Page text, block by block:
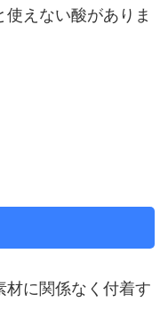
えない酸がありま
材に関係なく付着す